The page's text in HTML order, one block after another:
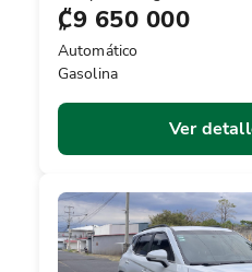
₡9 650 000
Automático
Gasolina
Ver